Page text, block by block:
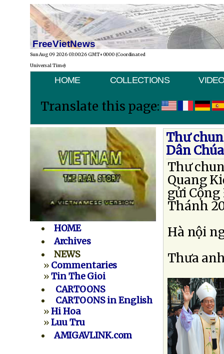
FreeVietNews
Sun Aug 09 2026 03:00:26 GMT+0000 (Coordinated
Universal Time)
HOME COLLECTIONS
Translate this page:
HOME
Archives
NEWS
» Commentaries
»Tin The Gioi
CARTOONS
CARTOONS in English
»Hi Hoa
»Luu Tru
AMIGAVLINK.com
Thư
Dân
Thư
Quang
gửi
Thánh
Hà nội
Thưa